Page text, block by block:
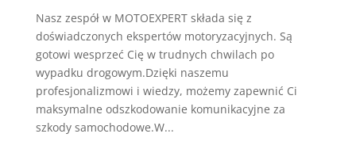
Nasz zespół w MOTOEXPERT składa się z
doświadczonych ekspertów motoryzacyjnych. Są
gotowi wesprzeć Cię w trudnych chwilach po
wypadku drogowym.Dzięki naszemu
profesjonalizmowi i wiedzy, możemy zapewnić Ci
maksymalne odszkodowanie komunikacyjne za
szkody samochodowe.W...